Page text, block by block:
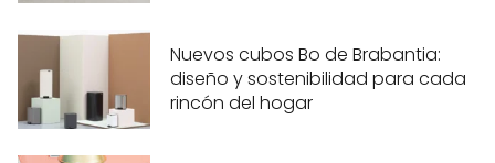
Nuevos cubos Bo de Brabantia:
diseño y sostenibilidad para cada
rincón del hogar